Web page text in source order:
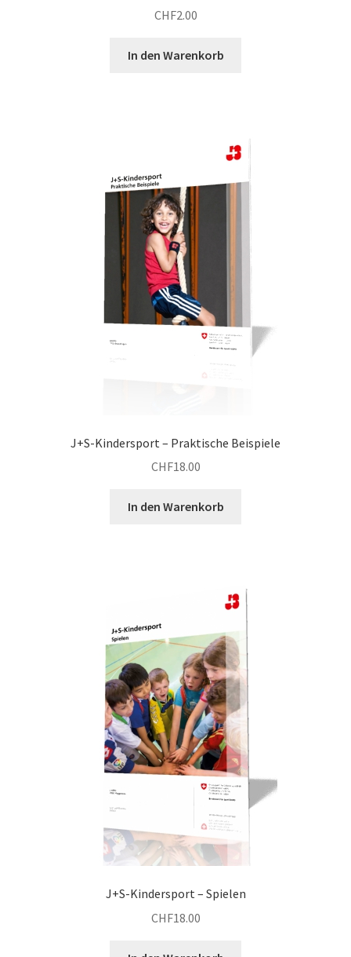
CHF2.00
In den Warenkorb
J+S-Kindersport – Praktische Beispiele
CHF18.00
In den Warenkorb
J+S-Kindersport – Spielen
CHF18.00